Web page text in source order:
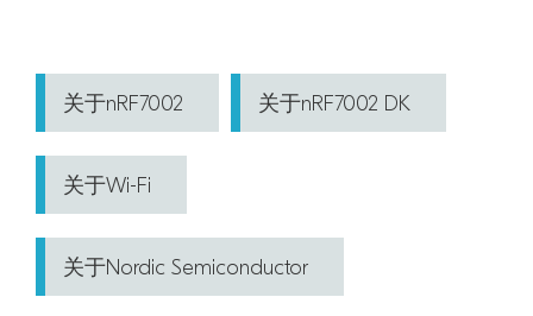
关于nRF7002 关于nRF7002 DK
关于Wi-Fi
关于Nordic Semiconductor